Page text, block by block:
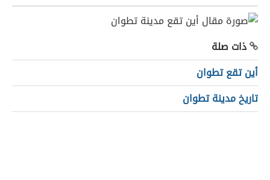
ذات صلة
أين تقع تطوان
تاريخ مدينة تطوان